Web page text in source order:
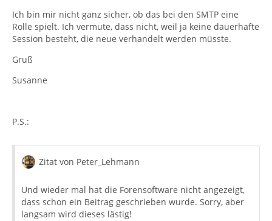
Ich bin mir nicht ganz sicher, ob das bei den SMTP eine
Rolle spielt. Ich vermute, dass nicht, weil ja keine dauerhafte
Session besteht, die neue verhandelt werden müsste.
Gruß
Susanne
P.S.:
Zitat von Peter_Lehmann
Und wieder mal hat die Forensoftware nicht angezeigt,
dass schon ein Beitrag geschrieben wurde. Sorry, aber
langsam wird dieses lästig!